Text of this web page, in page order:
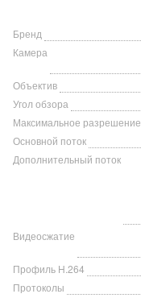
Бренд
Камера
Объектив
Угол обзора
Максимальное разрешение
Основной поток
Дополнительный поток
Видеосжатие
Профиль H.264
Протоколы